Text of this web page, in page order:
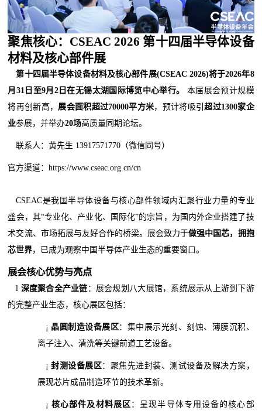
聚焦核心：CSEAC 2026 第十四届半导体设备
材料及核心部件展
第十四届半导体设备材料及核心部件展(CSEAC 2026)将于2026年8
月31日至9月2日在无锡太湖国际博览中心举行。
本届展会预计规模
将再创新高， 展会面积超过70000平方米，预计将吸引超过1300家企
业参展，并举办20场高质量同期论坛。
联系人：黄先生 13917571770（微信同号）
官方渠道：https://www.cseac.org.cn/cn
CSEAC是我国半导体设备与核心部件领域内汇聚行业力量的专业
盛会，其“专业化、产业化、国际化”的宗旨，为国内外企业搭建了技
术交流、市场拓展与友好合作的桥梁。展会致力于做强中国芯，拥抱
芯世界，已成为观察中国半导体产业生态的重要窗口。
展会核心优势与亮点
l 深度聚合全产业链 ：展会规划八大展馆，系统展示从上游到下游
的完整产业生态，核心展区包括：
¡ 晶圆制造设备展区：集中展示光刻、刻蚀、薄膜沉积、
离子注入、清洗等关键前道工艺设备。
¡封测设备展区：聚焦先进封装、测试设备及解决方案，
展现芯片成品制造环节的技术革新。
¡ 核心部件及材料展区 ：呈现半导体专用设备的核心部